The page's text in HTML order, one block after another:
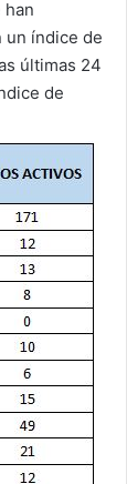
han
un índice de
últimas 24
de